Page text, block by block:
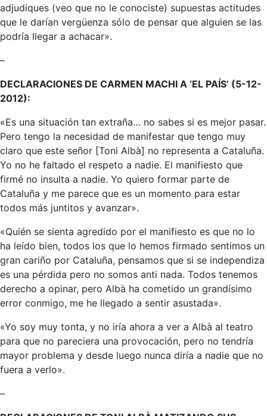
adjudiques (veo que no le conociste) supuestas actitudes
que le darían vergüenza sólo de pensar que alguien se las
podría llegar a achacar».
–
DECLARACIONES DE CARMEN MACHI A ‘EL PAÍS’ (5-12-
2012):
«Es una situación tan extraña… no sabes si es mejor pasar.
Pero tengo la necesidad de manifestar que tengo muy
claro que este señor [Toni Albà] no representa a Cataluña.
Yo no he faltado el respeto a nadie. El manifiesto que
firmé no insulta a nadie. Yo quiero formar parte de
Cataluña y me parece que es un momento para estar
todos más juntitos y avanzar».
«Quién se sienta agredido por el manifiesto es que no lo
ha leído bien, todos los que lo hemos firmado sentimos un
gran cariño por Cataluña, pensamos que si se independiza
es una pérdida pero no somos anti nada. Todos tenemos
derecho a opinar, pero Albà ha cometido un grandísimo
error conmigo, me he llegado a sentir asustada».
«Yo soy muy tonta, y no iría ahora a ver a Albà al teatro
para que no pareciera una provocación, pero no tendría
mayor problema y desde luego nunca diría a nadie que no
fuera a verlo».
–